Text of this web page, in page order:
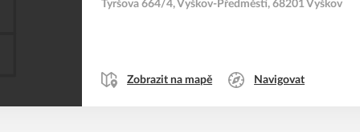
Tyršova 664/4, Vyškov-Předměstí, 68201 Vyškov
Zobrazit na mapě Navigovat